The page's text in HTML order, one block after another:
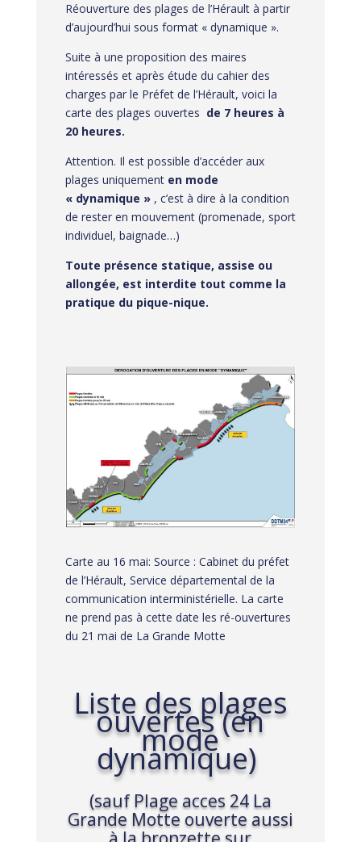
Réouverture des plages de l’Hérault à partir
d’aujourd’hui sous format « dynamique ».
Suite à une proposition des maires
intéressés et après étude du cahier des
charges par le Préfet de l’Hérault, voici la
carte des plages ouvertes de 7 heures à
20 heures.
Attention. Il est possible d’accéder aux
plages uniquementen mode
« dynamique », c’est à dire à la condition
de rester en mouvement (promenade, sport
individuel, baignade…)
Toute présence statique, assise ou
allongée, est interdite tout comme la
pratique du pique-nique.
Carte au 16 mai: Source : Cabinet du préfet
de l’Hérault, Service départemental de la
communication interministérielle. La carte
ne prend pas à cette date les ré-ouvertures
du 21 mai de La Grande Motte
Liste des plages
ouvertes (en
mode
dynamique)
(sauf Plage acces 24 La
Grande Motte ouverte aussi